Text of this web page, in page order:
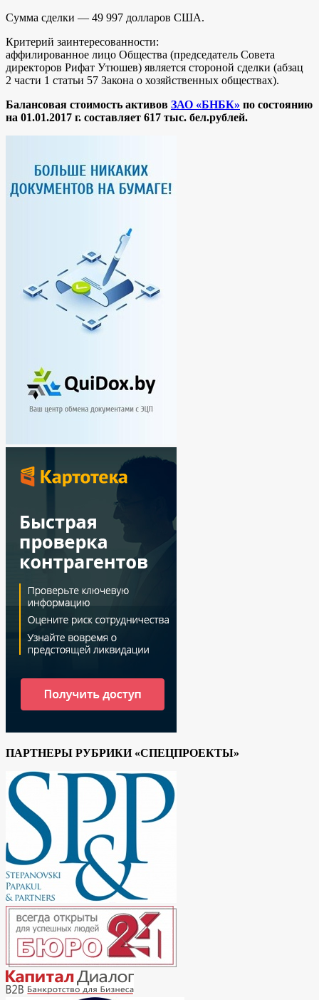
Сумма сделки — 49 997 долларов США.
Критерий заинтересованности:
аффилированное лицо Общества (председатель Совета
директоров Рифат Утюшев) является стороной сделки (абзац
2 части 1 статьи 57 Закона о хозяйственных обществах).
Балансовая стоимость активов ЗАО «БНБК» по состоянию
на 01.01.2017 г. составляет 617 тыс. бел.рублей.
ПАРТНЕРЫ РУБРИКИ «СПЕЦПРОЕКТЫ»